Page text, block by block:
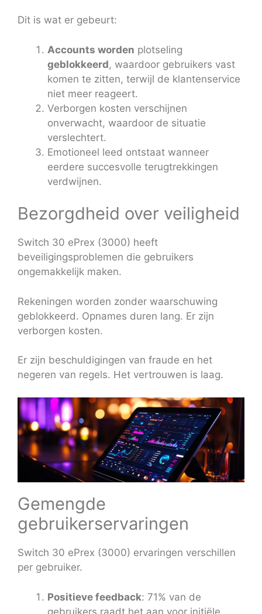
Dit is wat er gebeurt:
Accounts worden plotseling
geblokkeerd, waardoor gebruikers vast
komen te zitten, terwijl de klantenservice
niet meer reageert.
Verborgen kosten verschijnen
onverwacht, waardoor de situatie
verslechtert.
Emotioneel leed ontstaat wanneer
eerdere succesvolle terugtrekkingen
verdwijnen.
Bezorgdheid over veiligheid
Switch 30 ePrex (3000) heeft
beveiligingsproblemen die gebruikers
ongemakkelijk maken.
Rekeningen worden zonder waarschuwing
geblokkeerd. Opnames duren lang. Er zijn
verborgen kosten.
Er zijn beschuldigingen van fraude en het
negeren van regels. Het vertrouwen is laag.
Gemengde
gebruikerservaringen
Switch 30 ePrex (3000) ervaringen verschillen
per gebruiker.
Positieve feedback: 71% van de
gebruikers raadt het aan voor initiële